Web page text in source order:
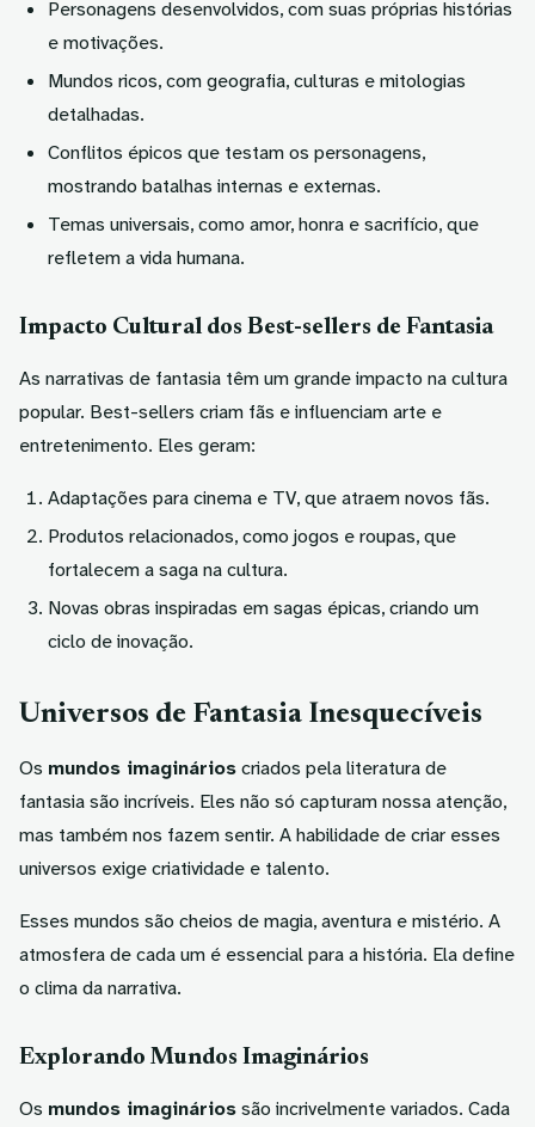
Personagens desenvolvidos, com suas próprias histórias
e motivações.
Mundos ricos, com geografia, culturas e mitologias
detalhadas.
Conflitos épicos que testam os personagens,
mostrando batalhas internas e externas.
Temas universais, como amor, honra e sacrifício, que
refletem a vida humana.
Impacto Cultural dos Best-sellers de Fantasia
As narrativas de fantasia têm um grande impacto na cultura
popular. Best-sellers criam fãs e influenciam arte e
entretenimento. Eles geram:
Adaptações para cinema e TV, que atraem novos fãs.
Produtos relacionados, como jogos e roupas, que
fortalecem a saga na cultura.
Novas obras inspiradas em sagas épicas, criando um
ciclo de inovação.
Universos de Fantasia Inesquecíveis
Os mundos imaginárioscriados pela literatura de
fantasia são incríveis. Eles não só capturam nossa atenção,
mas também nos fazem sentir. A habilidade de criar esses
universos exige criatividade e talento.
Esses mundos são cheios de magia, aventura e mistério. A
atmosfera de cada um é essencial para a história. Ela define
o clima da narrativa.
Explorando Mundos Imaginários
Os mundos imagináriossão incrivelmente variados. Cada